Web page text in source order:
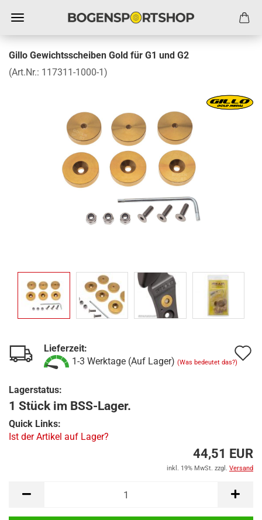
Gillo Gewichtsscheiben Gold für G1 und G2
(Art.Nr.: 117311-1000-1)
Lieferzeit:
1-3 Werktage (Auf Lager) (Was bedeutet das?)
Lagerstatus:
1 Stück im BSS-Lager.
Quick Links:
Ist der Artikel auf Lager?
44,51 EUR
inkl. 19% MwSt. zzgl. Versand